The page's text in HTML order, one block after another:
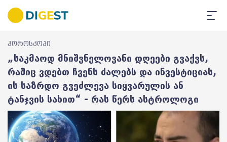
ჰოროსკოპი
„საკმაოდ მნიშვნელოვანი დღეები გვაქვს,
რაშიც ვდებთ ჩვენს ძალებს და ინვესტიციას,
ის საზრდო გვეძლევა სიყვარულის ან
ტანჯვის სახით“ - რას წერს ასტროლოგი